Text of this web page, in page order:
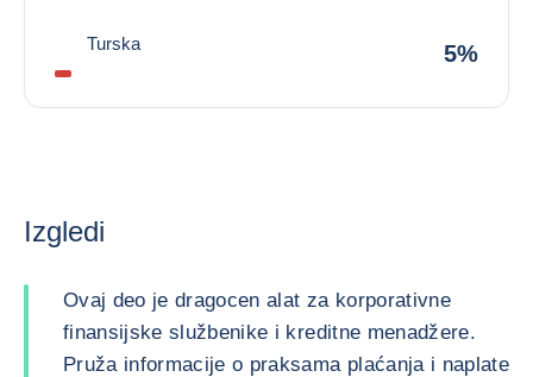
Turska 5%
Izgledi
Ovaj deo je dragocen alat za korporativne
finansijske službenike i kreditne menadžere.
Pruža informacije o praksama plaćanja i naplate